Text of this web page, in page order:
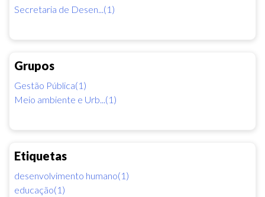
Secretaria de Desen...(1)
Grupos
Gestão Pública(1)
Meio ambiente e Urb...(1)
Etiquetas
desenvolvimento humano(1)
educação(1)